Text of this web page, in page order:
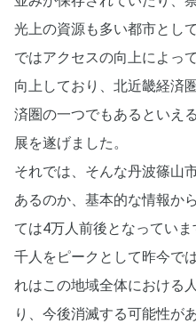
光上の資源も多い都市とし
ではアクセスの向上によっ
向上しており、北近畿経済
済圏の一つでもあるといえ
展を遂げました。
それでは、そんな丹波篠山
あるのか、基本的な情報か
ては4万人前後となってい
千人をピークとして昨今で
れはこの地域全体における
り、今後消滅する可能性が